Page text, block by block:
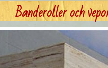
Banderoller och